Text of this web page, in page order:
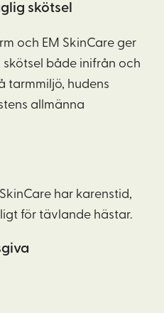
skötsel
och EM SkinCare ger
både inifrån och
tarmmiljö, hudens
allmänna
SkinCare har karenstid,
för tävlande hästar.